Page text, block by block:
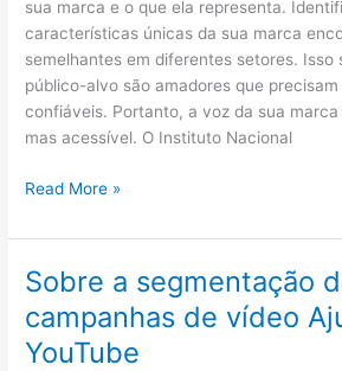
Reflexões
Sobre
Qualidade
De
Vida
e
Legais
sua marca e o que ela representa.
características únicas da sua marca
semelhantes em diferentes setores. Isso
público-alvo são amadores que
confiáveis. Portanto, a voz da sua
mas acessível. O Instituto Nacional
Maior
sobre
e
Vendas
Read More »
Sobre a segmentação
campanhas de vídeo
YouTube